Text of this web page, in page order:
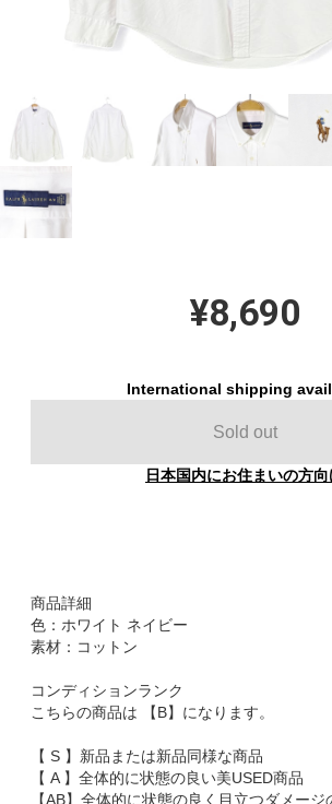
¥8,690
International shipping
Sold out
日本国内にお住まいの方向
商品詳細
色：ホワイト ネイビー
素材：コットン
コンディションランク
こちらの商品は 【B】になります。
【 S 】新品または新品同様な商品
【 A 】全体的に状態の良い美USED商品
【AB】全体的に状態の良く目立つダメージ